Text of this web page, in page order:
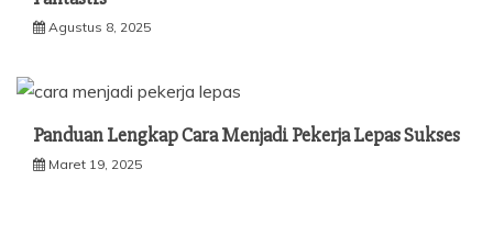
Agustus 8, 2025
Panduan Lengkap Cara Menjadi Pekerja Lepas Sukses
Maret 19, 2025